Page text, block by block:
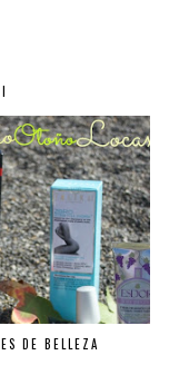
DE BELLEZA